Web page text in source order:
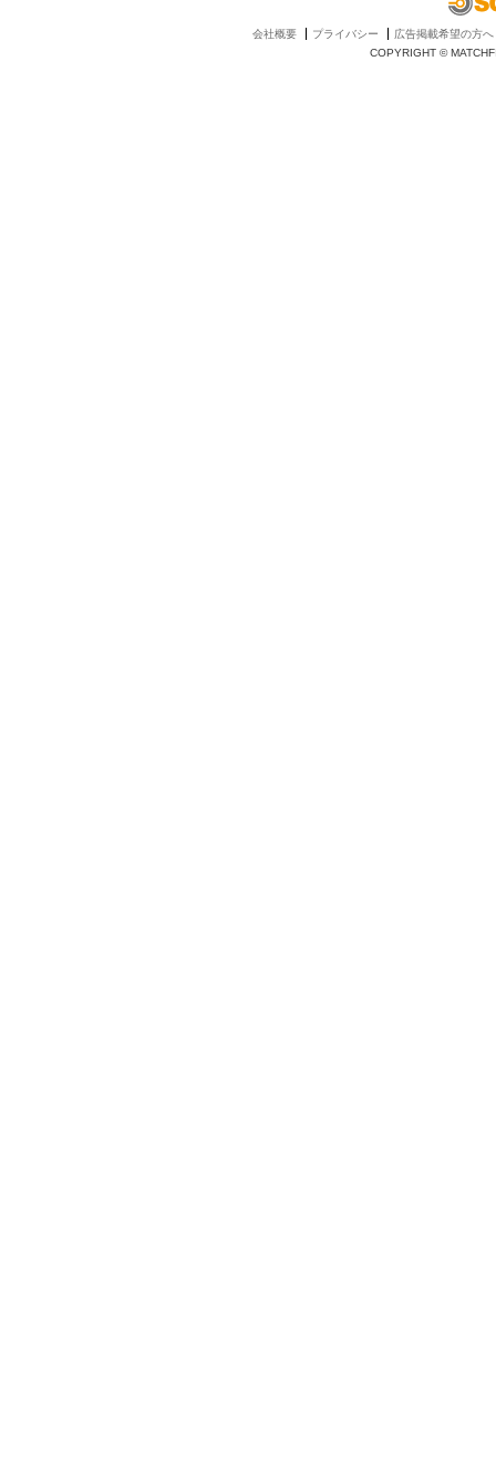
会社概要 プライバシー
広告掲載希望の方へ
COPYRIGHT ©